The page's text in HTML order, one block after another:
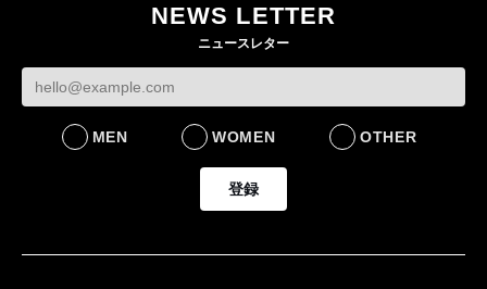
ケットなど7型を発売
をラインナップ
NEWS LETTER
ニュースレター
MEN WOMEN OTHER
登録